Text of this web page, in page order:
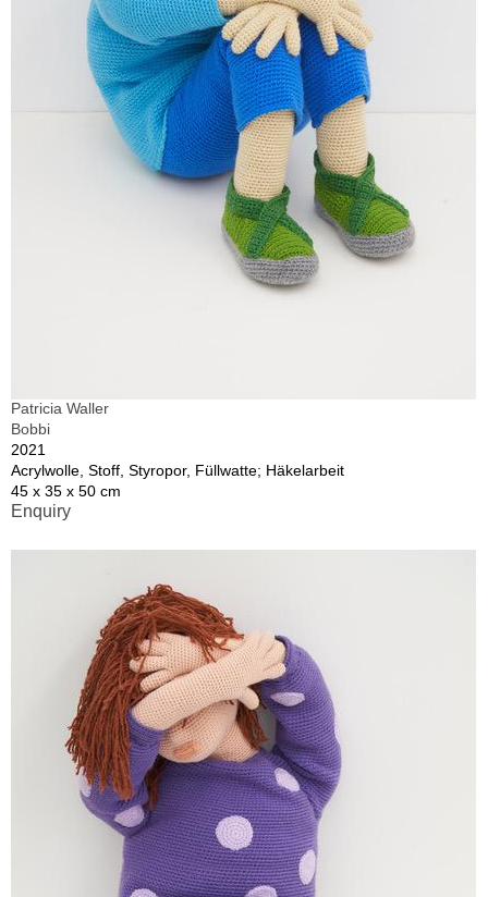
Patricia Waller
Bobbi
2021
Acrylwolle, Stoff, Styropor, Füllwatte; Häkelarbeit
45 x 35 x 50 cm
Enquiry